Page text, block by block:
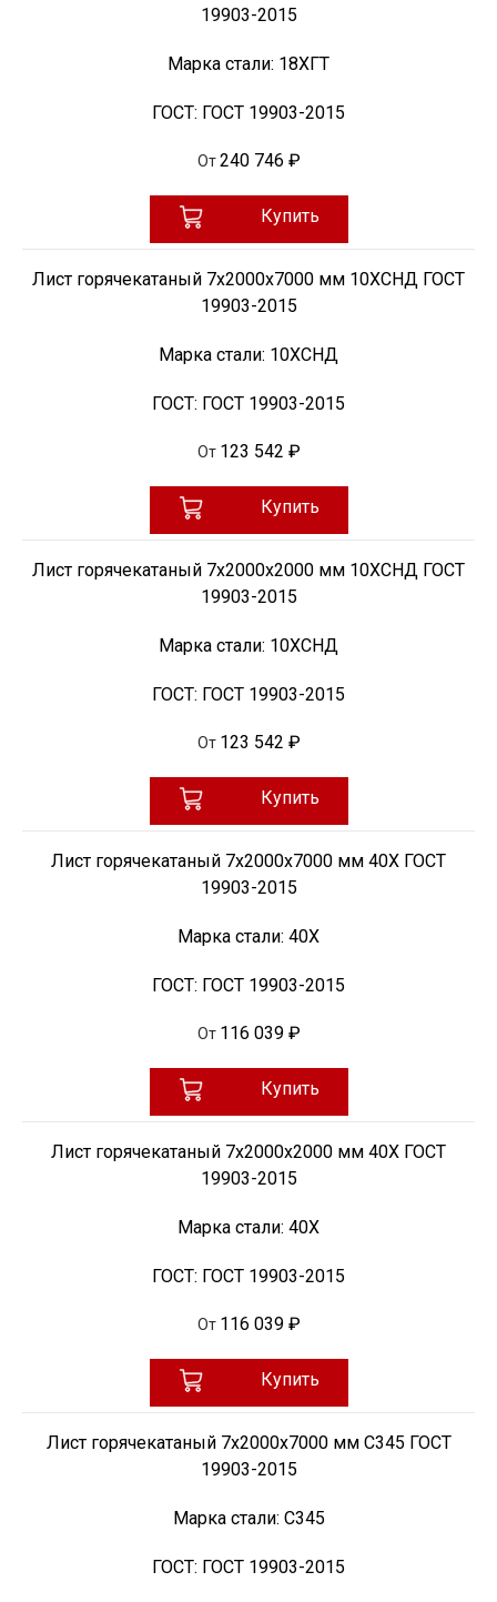
19903-2015
Марка стали: 18ХГТ
ГОСТ: ГОСТ 19903-2015
От 240 746 ₽
Купить
Лист горячекатаный 7х2000х7000 мм 10ХСНД ГОСТ
19903-2015
Марка стали: 10ХСНД
ГОСТ: ГОСТ 19903-2015
От 123 542 ₽
Купить
Лист горячекатаный 7х2000х2000 мм 10ХСНД ГОСТ
19903-2015
Марка стали: 10ХСНД
ГОСТ: ГОСТ 19903-2015
От 123 542 ₽
Купить
Лист горячекатаный 7х2000х7000 мм 40Х ГОСТ
19903-2015
Марка стали: 40Х
ГОСТ: ГОСТ 19903-2015
От 116 039 ₽
Купить
Лист горячекатаный 7х2000х2000 мм 40Х ГОСТ
19903-2015
Марка стали: 40Х
ГОСТ: ГОСТ 19903-2015
От 116 039 ₽
Купить
Лист горячекатаный 7х2000х7000 мм С345 ГОСТ
19903-2015
Марка стали: С345
ГОСТ: ГОСТ 19903-2015